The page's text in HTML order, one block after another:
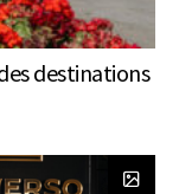
destinations